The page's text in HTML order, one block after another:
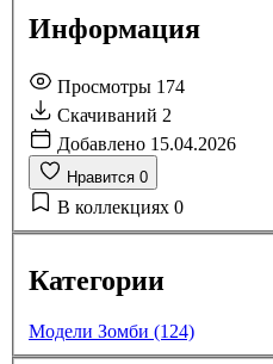
Информация
Просмотры 174
Скачиваний 2
Добавлено 15.04.2026
Нравится 0
В коллекциях 0
Категории
Модели Зомби (124)